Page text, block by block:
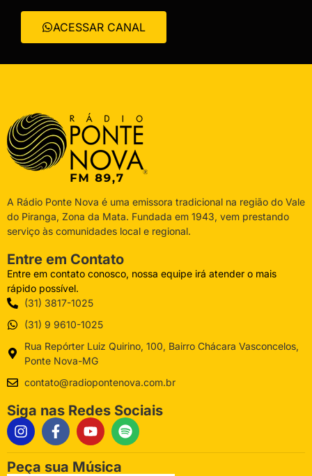
ACESSAR CANAL
A Rádio Ponte Nova é uma emissora tradicional na região do Vale
do Piranga, Zona da Mata. Fundada em 1943, vem prestando
serviço às comunidades local e regional.
Entre em Contato
Entre em contato conosco, nossa equipe irá atender o mais
rápido possível.
(31) 3817-1025
(31) 9 9610-1025
Rua Repórter Luiz Quirino, 100, Bairro Chácara Vasconcelos,
Ponte Nova-MG
contato@radiopontenova.com.br
Siga nas Redes Sociais
Peça sua Música